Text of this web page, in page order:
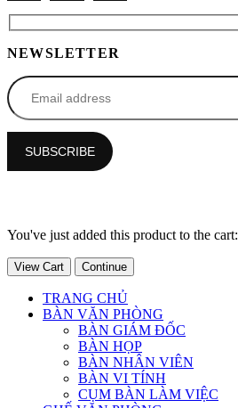
NEWSLETTER
You've just added this product to the cart:
View Cart Continue
TRANG CHỦ
BÀN VĂN PHÒNG
BÀN GIÁM ĐỐC
BÀN HỌP
BÀN NHÂN VIÊN
BÀN VI TÍNH
CỤM BÀN LÀM VIỆC